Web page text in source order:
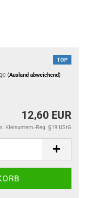
TOP
(Ausland abweichend)
12,60 EUR
Kleinuntern.-Reg. §19 UStG